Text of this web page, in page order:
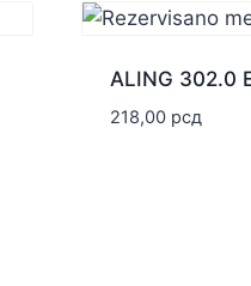
ALING 302.0
218,00 рсд